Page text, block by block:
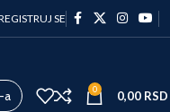
SE
a 0 0,00 RSD